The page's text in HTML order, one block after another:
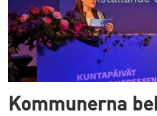
Kommunerna